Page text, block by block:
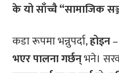
के यो साँच्चै “सामाजिक
कडा रूपमा भन्नुपर्दा,होइन
भएर पालना गर्छन्भने।